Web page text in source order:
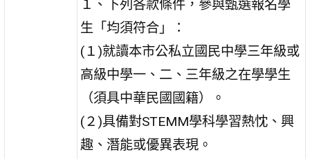
１、下列各款條件，參與甄選報名學
生「均須符合」：
(１)就讀本市公私立國民中學三年級或
高級中學一、二、三年級之在學學生
（須具中華民國國籍）。
(２)具備對STEMM學科學習熱忱、興
趣、潛能或優異表現。